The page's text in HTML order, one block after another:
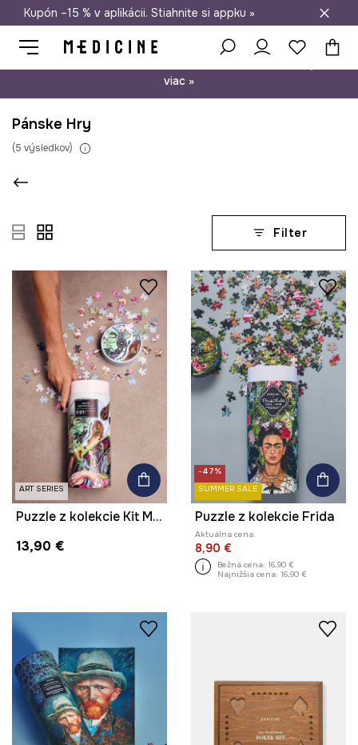
Doprava zadarmo od 50 €
Kupón –15 % v aplikácii. Stiahnite si appku »
viac »
Pánske Hry
(5 výsledkov)
Filter
ART SERIES
Puzzle z kolekcie Kit Mizeres x Medicine
13,90 €
-47%
SUMMER SALE
Puzzle z kolekcie Frida
Aktuálna cena:
8,90 €
Bežná cena: 16,90 €
Najnižšia cena: 16,90 €